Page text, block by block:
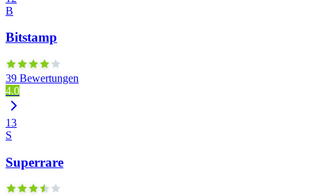
B
Bitstamp
39 Bewertungen
4.0
13
S
Superrare